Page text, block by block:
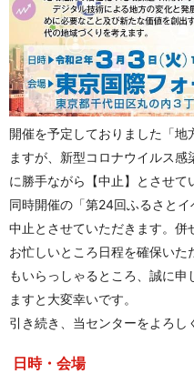
開催を予定しておりました「
ますが、新型コロナウイルス
に勝手ながら【中止】とさせて
同時開催の「第24回ふるさと
中止とさせていただきます。併
お忙しいところ日程を確保い
もいらっしゃるところ、誠に
ますと大変幸いです。
引き続き、当センターをよろし
日時・会場